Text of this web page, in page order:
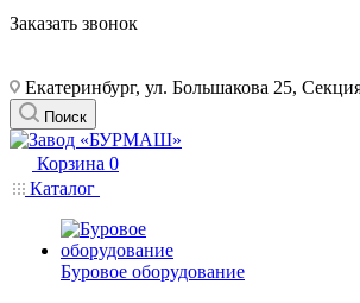
Заказать звонок
Екатеринбург, ул. Большакова 25,
Поиск
Корзина 0
Каталог
Буровое оборудование